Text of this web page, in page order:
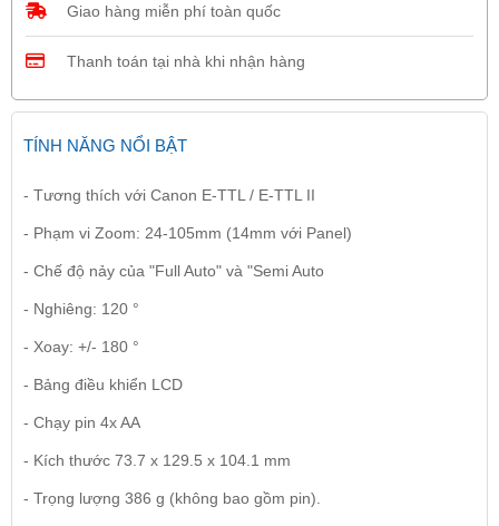
Giao hàng miễn phí toàn quốc
Thanh toán tại nhà khi nhận hàng
TÍNH NĂNG NỔI BẬT
- Tương thích với Canon E-TTL / E-TTL II
- Phạm vi Zoom: 24-105mm (14mm với Panel)
- Chế độ nảy của "Full Auto" và "Semi Auto
- Nghiêng: 120 °
- Xoay: +/- 180 °
- Bảng điều khiển LCD
- Chạy pin 4x AA
- Kích thước 73.7 x 129.5 x 104.1 mm
- Trọng lượng 386 g (không bao gồm pin).